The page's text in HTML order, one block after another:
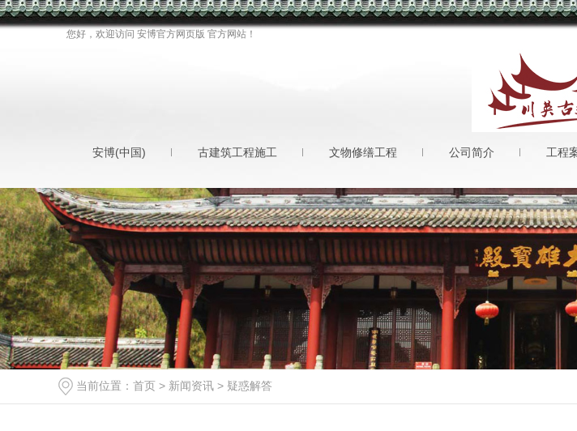
您好，欢迎访问 安博官方网页版 官方网站！
安博(中国) 古建筑工程施工 文物修缮工程 公司简介 工程
当前位置： 首页 > 新闻资讯 > 疑惑解答